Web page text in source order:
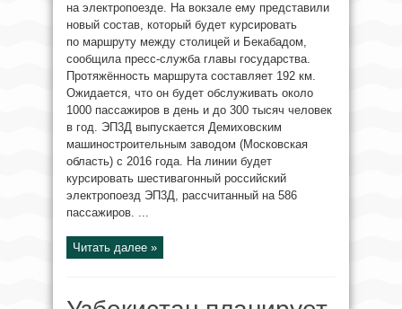
на электропоезде. На вокзале ему представили
новый состав, который будет курсировать
по маршруту между столицей и Бекабадом,
сообщила пресс-служба главы государства.
Протяжённость маршрута составляет 192 км.
Ожидается, что он будет обслуживать около
1000 пассажиров в день и до 300 тысяч человек
в год. ЭП3Д выпускается Демиховским
машиностроительным заводом (Московская
область) с 2016 года. На линии будет
курсировать шестивагонный российский
электропоезд ЭП3Д, рассчитанный на 586
пассажиров. ...
Читать далее »